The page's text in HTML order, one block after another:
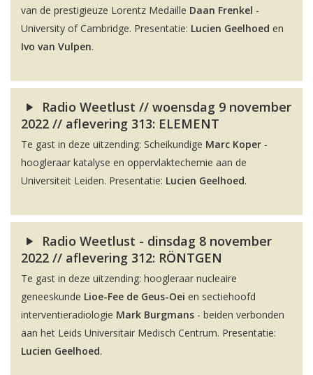
van de prestigieuze Lorentz Medaille Daan Frenkel -
University of Cambridge. Presentatie: Lucien Geelhoed en
Ivo van Vulpen.
Radio Weetlust // woensdag 9 november
2022 // aflevering 313: ELEMENT
Te gast in deze uitzending: Scheikundige Marc Koper -
hoogleraar katalyse en oppervlaktechemie aan de
Universiteit Leiden. Presentatie: Lucien Geelhoed.
Radio Weetlust - dinsdag 8 november
2022 // aflevering 312: RÖNTGEN
Te gast in deze uitzending: hoogleraar nucleaire
geneeskunde Lioe-Fee de Geus-Oei en sectiehoofd
interventieradiologie Mark Burgmans - beiden verbonden
aan het Leids Universitair Medisch Centrum. Presentatie:
Lucien Geelhoed.